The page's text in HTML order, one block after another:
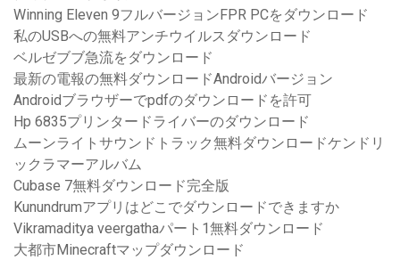
Winning Eleven 9フルバージョンFPR PCをダウンロード
私のUSBへの無料アンチウイルスダウンロード
ベルゼブブ急流をダウンロード
最新の電報の無料ダウンロードAndroidバージョン
Androidブラウザーでpdfのダウンロードを許可
Hp 6835プリンタードライバーのダウンロード
ムーンライトサウンドトラック無料ダウンロードケンドリ
ックラマーアルバム
Cubase 7無料ダウンロード完全版
Kunundrumアプリはどこでダウンロードできますか
Vikramaditya veergathaパート1無料ダウンロード
大都市Minecraftマップダウンロード